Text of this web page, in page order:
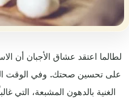
لطالما اعتقد عشاق الأجبان أن
على تحسين صحتك. وفي الوقت
الغنية بالدهون المشبعة،